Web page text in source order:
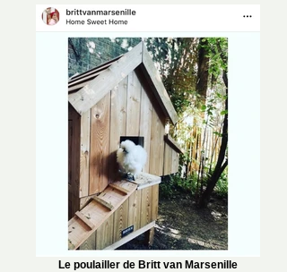
Le poulailler de Britt van Marsenille